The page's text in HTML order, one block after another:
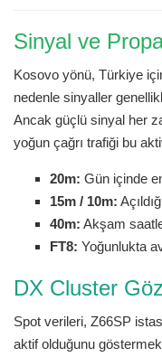
Sinyal ve
Kosovo yönü, Türkiye
nedenle sinyaller
Ancak güçlü sinyal her
yoğun çağrı trafiği bu
20m: Gün içinde
15m / 10m:
40m: Akşam
FT8: Yoğunlukta
DX Cluster
Spot verileri, Z66SP
aktif olduğunu